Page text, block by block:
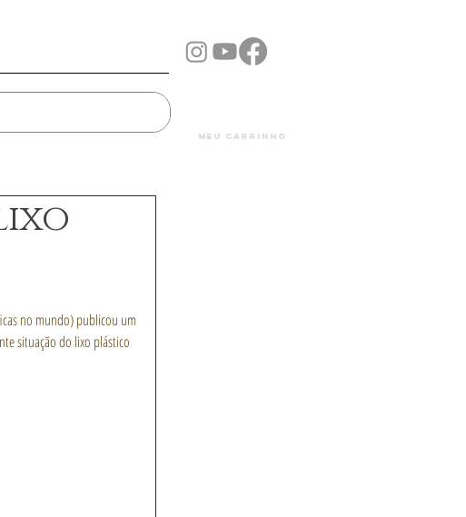
meu carrinho
no mundo) publicou um
situação do lixo plástico